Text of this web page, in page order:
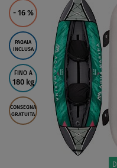
- 16 %
PAGAIA
INCLUSA
FINO A
180 kg
CONSEGNA
GRATUITA